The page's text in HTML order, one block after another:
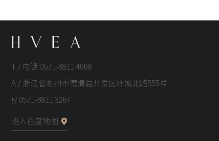
T / 电话 0571-8811 4008
A / 浙江省湖州市德清县开发区环城北路555号
F/ 0571-8811 3267
进入百度地图